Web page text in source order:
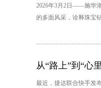
2026年3月2日——施华
的多面风采，诠释珠宝
从“路上”到“心
最近，捷达联合快手发